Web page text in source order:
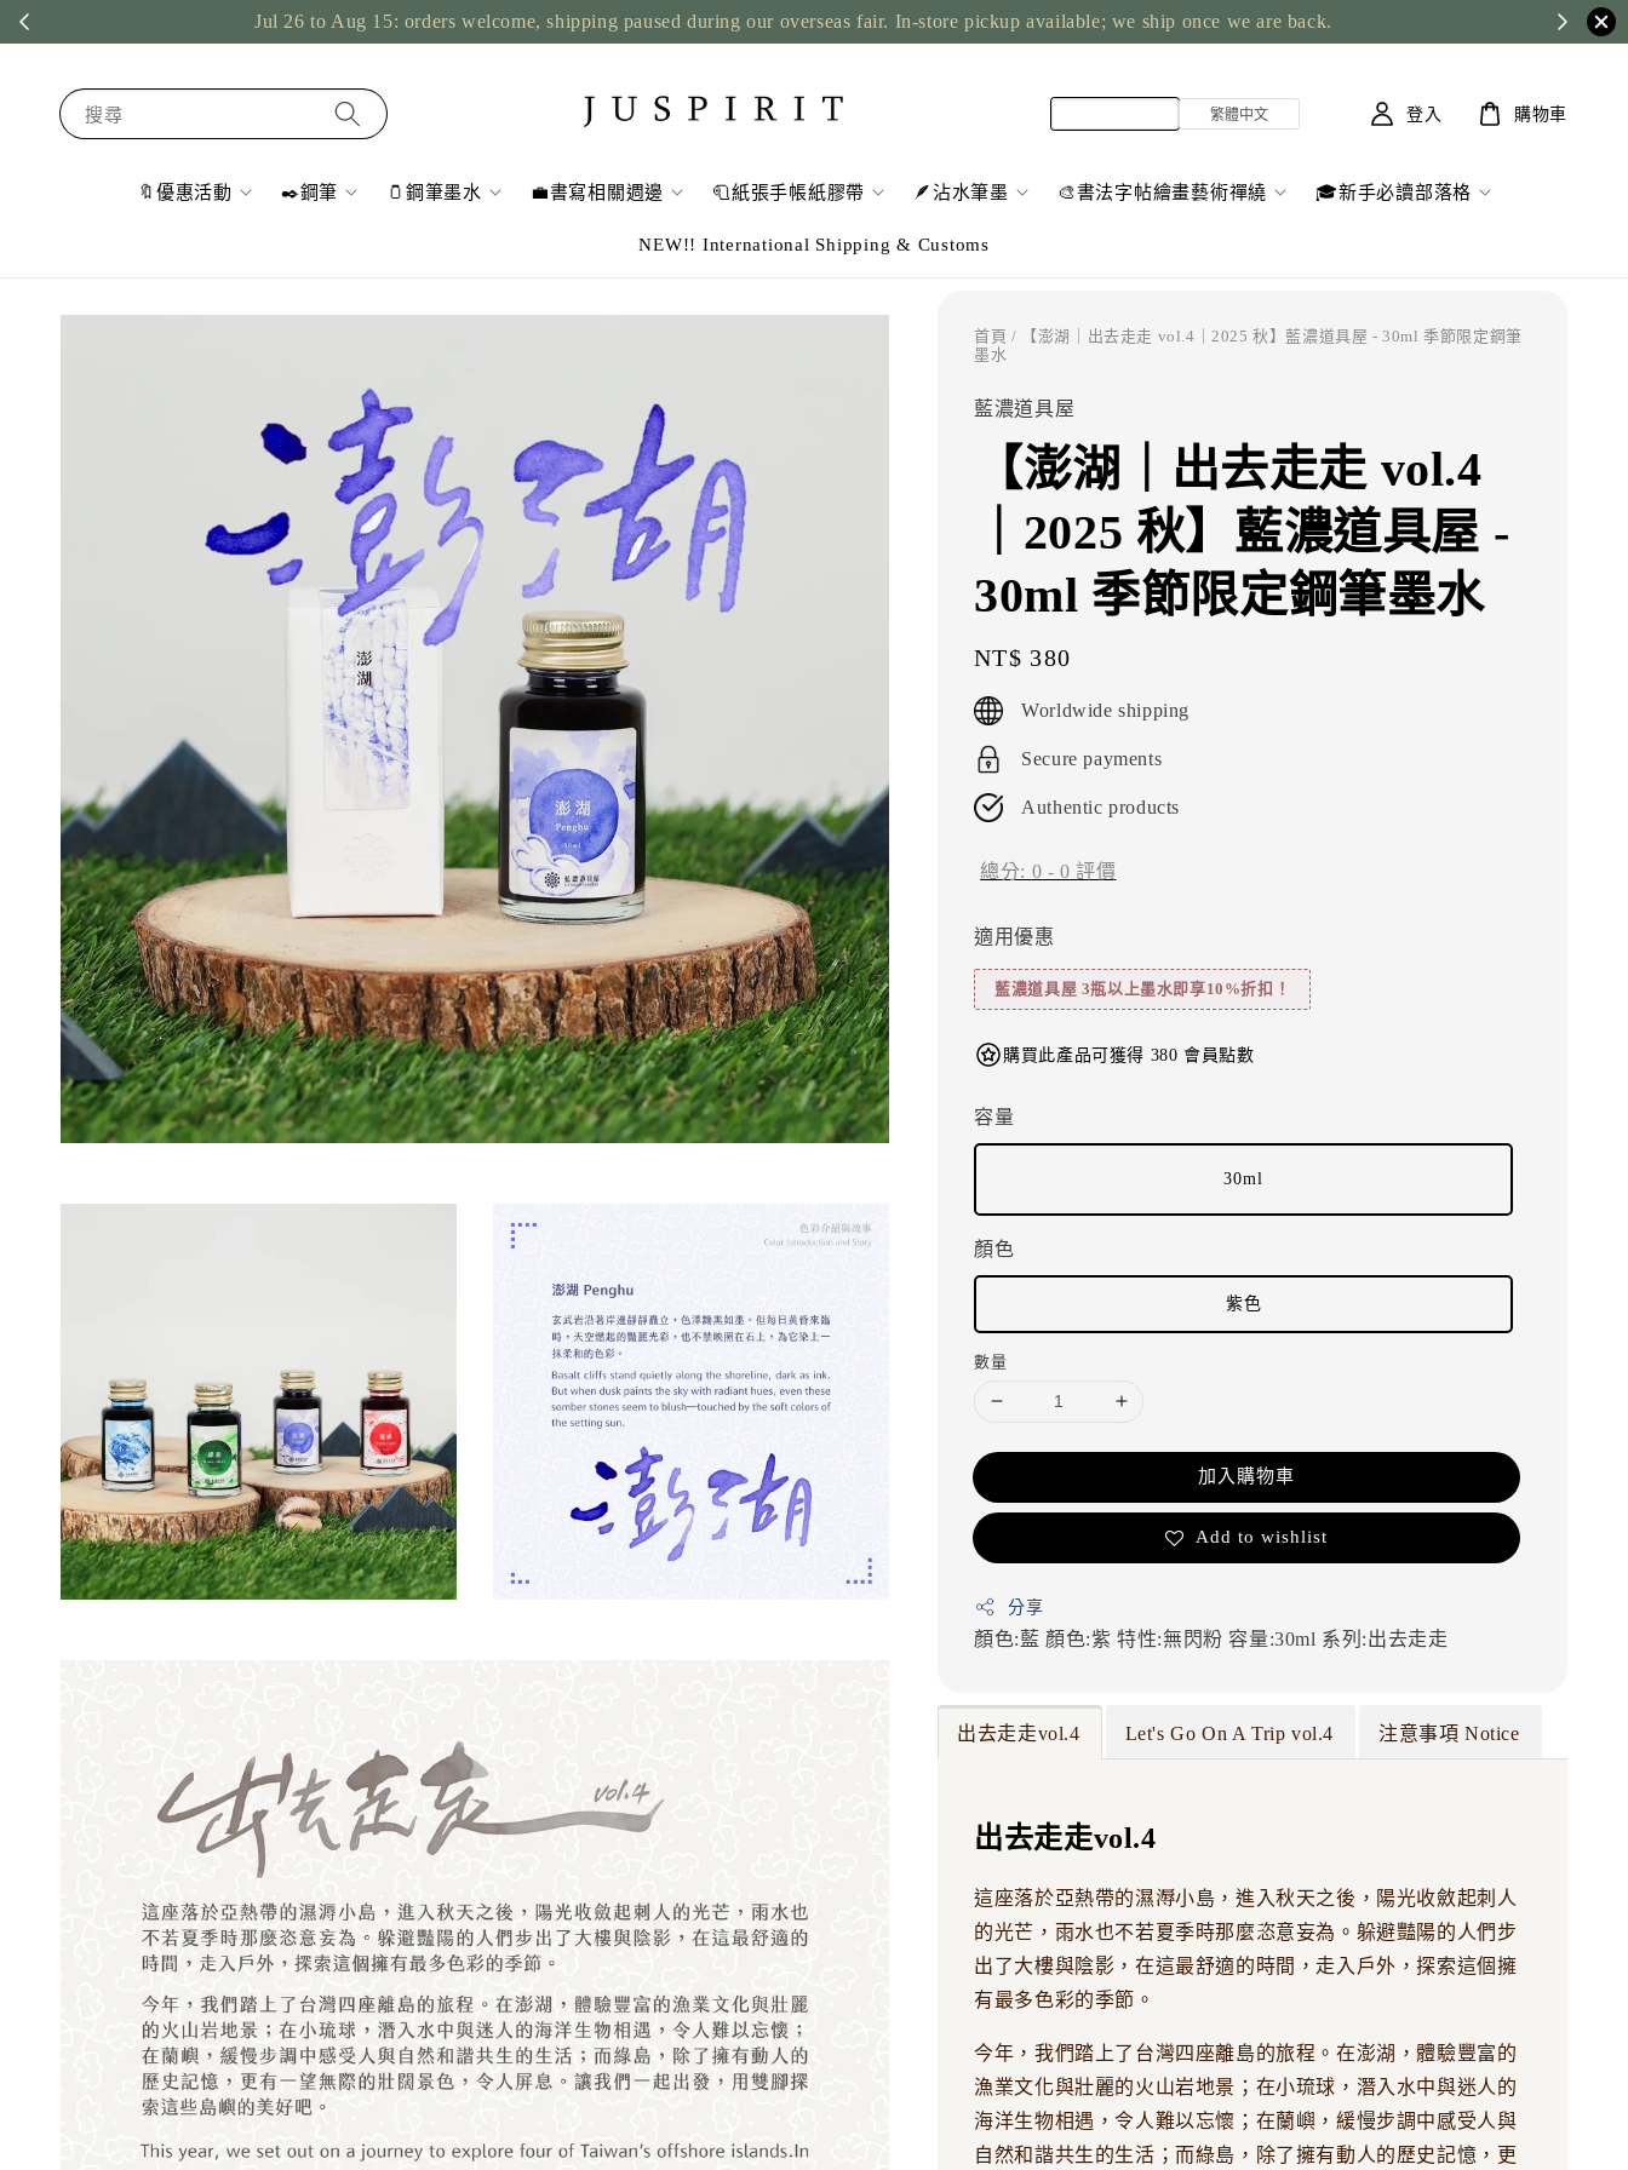
Jul 26 to Aug 15: orders welcome, shipping paused during our overseas fair. In-store pickup available; we ship once we are back.
搜尋
🔖優惠活動 ✒️鋼筆 🫙鋼筆墨水 💼書寫相關週邊 🧻紙張手帳紙膠帶 🪶沾水筆墨 🎨書法字帖繪畫藝術禪繞 🎓新手必讀部落格
NEW!! International Shipping & Customs
登入 購物車
首頁 / 【澎湖｜出去走走 vol.4｜2025 秋】藍濃道具屋 - 30ml 季節限定鋼筆
墨水
藍濃道具屋
【澎湖｜出去走走 vol.4
｜2025 秋】藍濃道具屋 -
30ml 季節限定鋼筆墨水
Regular
price
NT$ 380
Worldwide shipping
Secure payments
Authentic products
總分: 0 -0 評價
適用優惠
藍濃道具屋 3瓶以上墨水即享10%折扣！
購買此產品可獲得 380 會員點數
容量
30ml
顏色
紫色
數量
加入購物車
Add to wishlist
分享
顏色:藍 顏色:紫特性:無閃粉 容量:30ml 系列:出去走走
出去走走vol.4 Let's Go On A Trip vol.4 注意事項 Notice
出去走走vol.4
這座落於亞熱帶的濕溽小島，進入秋天之後，陽光收斂起刺人
的光芒，雨水也不若夏季時那麼恣意妄為。躲避豔陽的人們步
出了大樓與陰影，在這最舒適的時間，走入戶外，探索這個擁
有最多色彩的季節。
今年，我們踏上了台灣四座離島的旅程。在澎湖，體驗豐富的
漁業文化與壯麗的火山岩地景；在小琉球，潛入水中與迷人的
海洋生物相遇，令人難以忘懷；在蘭嶼，緩慢步調中感受人與
自然和諧共生的生活；而綠島，除了擁有動人的歷史記憶，更